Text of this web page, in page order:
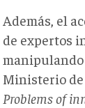
Además, el
de expertos
manipulando
Ministerio de
Problems of